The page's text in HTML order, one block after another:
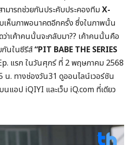
มารถช่วยกันประคับประคองทีมX-
เห็นภาพอนาคตอีกครั้ง ซึ่งในภาพนั้น
าเค้าคนนั้นจะกลับมา?? เค้าคนนั้นคือ
นในซีรีส์“PIT BABE THE SERIES
แรก ในวันศุกร์ ที่ 2 พฤษภาคม 2568
น. ทางช่องวัน31 ดูออนไลน์เวอร์ชัน
นแอป iQIYI และเว็บ iQ.com ที่เดียว